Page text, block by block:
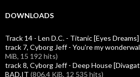
DOWNLOADS
Track 14 - Len D.C. - Titanic [Eyes Dreams]
track 7, Cyborg Jeff - You're my
MiB, 15 192 hits)
track 8, Cyborg Jeff - Deep House
BAD.IT (806,4 KiB, 12 535 hits)